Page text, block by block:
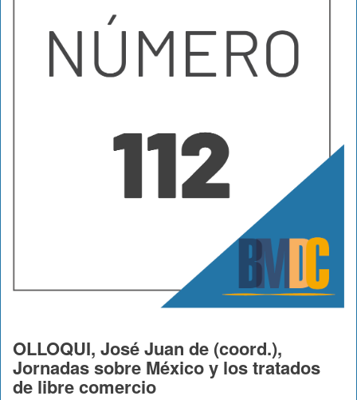
OLLOQUI, José Juan de (coord.),
Jornadas sobre México y los tratados
de libre comercio